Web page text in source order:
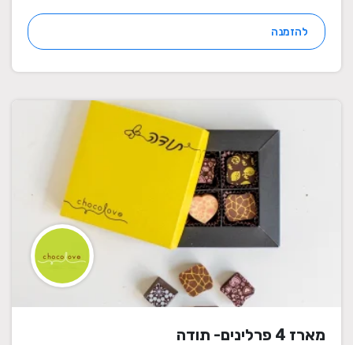
להזמנה
מארז 4 פרלינים- תודה